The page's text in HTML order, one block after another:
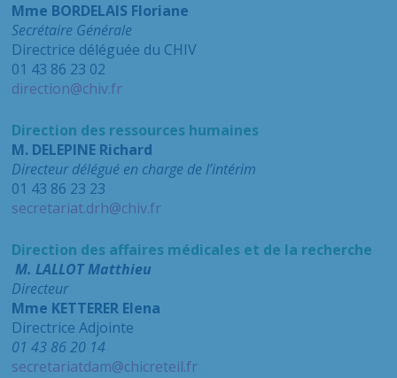
Mme BORDELAIS Floriane
Secrétaire Générale
Directrice déléguée du CHIV
01 43 86 23 02
direction@chiv.fr
Direction des ressources humaines
M. DELEPINE Richard
Directeur délégué en charge de l’intérim
01 43 86 23 23
secretariat.drh@chiv.fr
Direction des affaires médicales et de la recherche
M. LALLOT Matthieu
Directeur
Mme KETTERER Elena
Directrice Adjointe
01 43 86 20 14
secretariatdam@chicreteil.fr